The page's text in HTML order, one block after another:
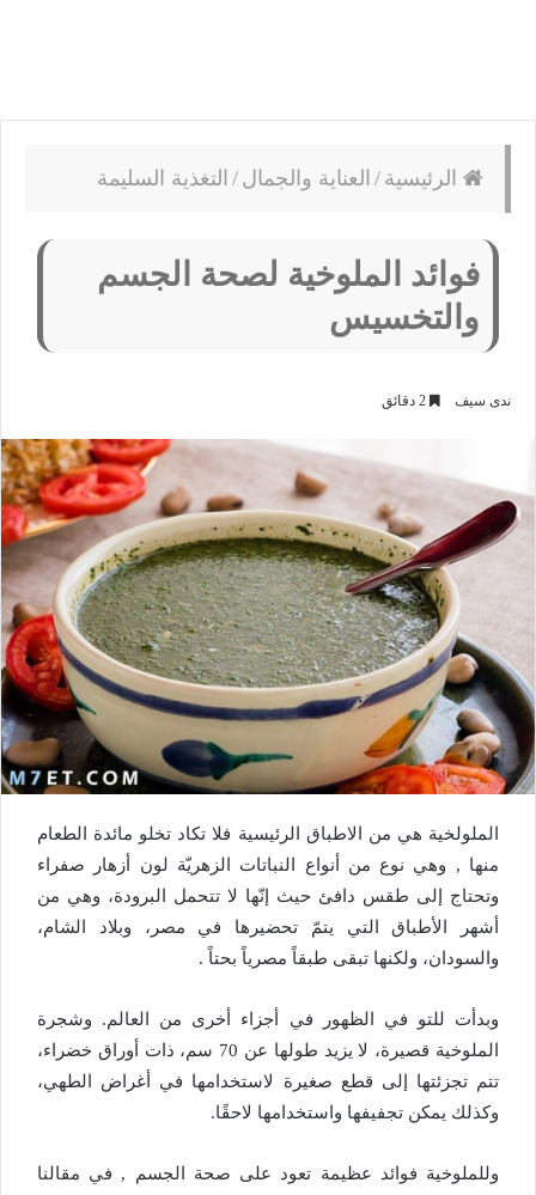
الرئيسية / العناية والجمال / التغذية السليمة
فوائد الملوخية لصحة الجسم
والتخسيس
ندى سيف
الملولخية هي من الاطباق الرئيسية فلا تكاد تخلو مائدة الطعام
منها , وهي نوع من أنواع النباتات الزهريّة لون أزهار صفراء
وتحتاج إلى طقس دافئ حيث إنّها لا تتحمل البرودة، وهي من
أشهر الأطباق التي يتمّ تحضيرها في مصر، وبلاد الشام،
والسودان، ولكنها تبقى طبقاً مصرياً بحتاً .
وبدأت للتو في الظهور في أجزاء أخرى من العالم. وشجرة
الملوخية قصيرة، لا يزيد طولها عن 70 سم، ذات أوراق خضراء،
تتم تجزئتها إلى قطع صغيرة لاستخدامها في أغراض الطهي،
وكذلك يمكن تجفيفها واستخدامها لاحقًا.
وللملوخية فوائد عظيمة تعود على صحة الجسم , في مقالنا